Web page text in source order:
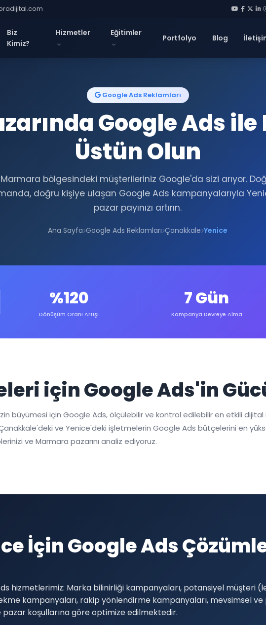
Biz
Kimiz?
Hizmetler Eğitimler
Portfolyo Blog
Google Ads Reklamları
Google Ads
Üstün Olun
Marmara bölgesindeki müşterileriniz Google'da sizi arıyor.
doğru kişiye ulaşan Google Ads kampanyalarıyla
pazar payınızı artırın.
Ana Sayfa Google Ads Reklamları Çanakkale Yenice
%120
Dönüşüm Oranı Artışı
7 Gün
Kampanya Devreye Alma
için Google Ads'in
büyümesi için Google Ads, ölçülebilir ve kontrol edilebilir en etkili dijital
ve Yenice'deki işletmelerin Google Ads bütçelerini en
ve Marmara pazarını analiz ediyoruz.
İçin Google Ads
hizmetlerimiz: Marka bilinirliği kampanyaları, potansiyel
kampanyaları, rakip yönlendirme kampanyaları, mevsimsel
koşullarına göre optimize edilmektedir.